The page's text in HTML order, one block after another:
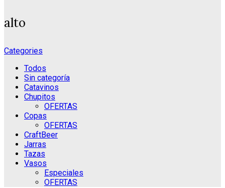
alto
Categories
Todos
Sin categoría
Catavinos
Chupitos
OFERTAS
Copas
OFERTAS
CraftBeer
Jarras
Tazas
Vasos
Especiales
OFERTAS